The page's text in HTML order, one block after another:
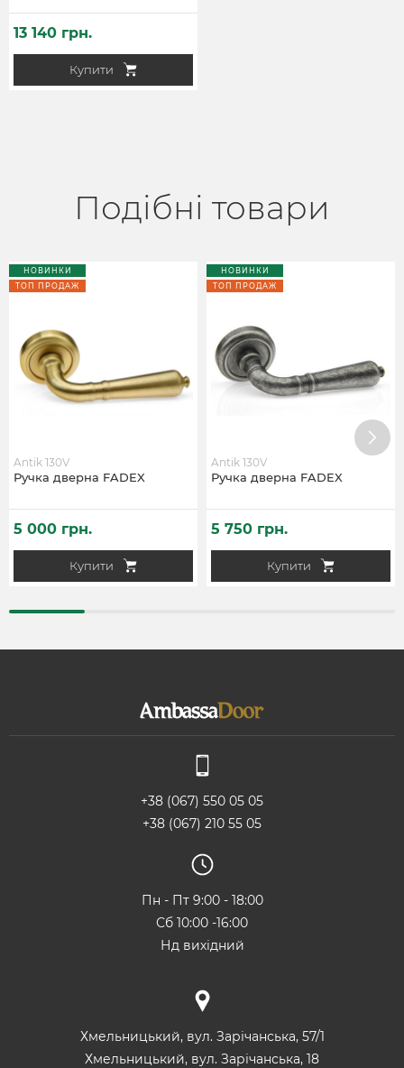
Купити
13 140 грн.
Подібні товари
НОВИНКИ
ТОП ПРОДАЖ
Ручка дверна FADEX
Antik 130V
Купити
5 000 грн.
НОВИНКИ
ТОП ПРОДАЖ
Ручка дверна FADEX
Antik 130V
Купити
5 750 грн.
+38 (067) 550 05 05
+38 (067) 210 55 05
Пн - Пт 9:00 - 18:00
Сб 10:00 -16:00
Нд вихідний
Хмельницький, вул. Зарічанська, 57/1
Хмельницький, вул. Зарічанська, 18